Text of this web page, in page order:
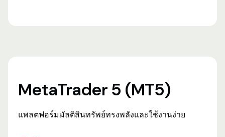
MetaTrader 5 (MT5)
แพลตฟอร์มมัลติสินทรัพย์ทรงพลังและใช้งานง่าย